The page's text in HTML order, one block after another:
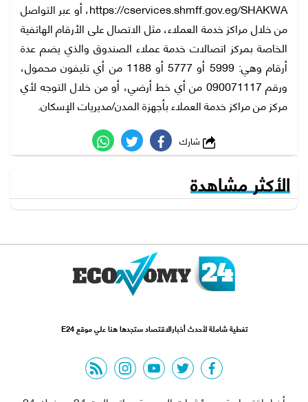
https://cservices.shmff.gov.eg/SHAKWA، أو عبر التواصل
من خلال مراكز خدمة العملاء، مثل الاتصال على الأرقام الهاتفية
الخاصة بمركز اتصالات خدمة عملاء الصندوق والذي يضم عدة
أرقام وهي: 5999 أو 5777 أو 1188 من أي تليفون محمول،
ورقم 090071117 من أي خط أرضي، أو من خلال التوجه لأي
مركز من مراكز خدمة العملاء بأجهزة المدن/مديريات الإسكان.
الأكثر مشاهدة
تغطية شاملة لأحدث أخبارالاقتصاد ستجدها هنا علي موقع E24
facebook
twitter
youtube
instagram
rss feed